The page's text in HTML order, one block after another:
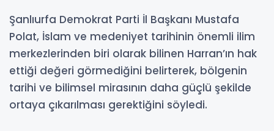
Şanlıurfa Demokrat Parti İl Başkanı Mustafa
Polat, İslam ve medeniyet tarihinin önemli ilim
merkezlerinden biri olarak bilinen Harran’ın hak
ettiği değeri görmediğini belirterek, bölgenin
tarihi ve bilimsel mirasının daha güçlü şekilde
ortaya çıkarılması gerektiğini söyledi.